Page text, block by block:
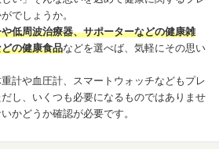
でしょうか。
低周波治療器、サポーターなどの健康雑
の健康食品などを選べば、気軽にその思い
計や血圧計、スマートウォッチなどもプレ
し、いくつも必要になるものではありませ
かどうか確認が必要です。